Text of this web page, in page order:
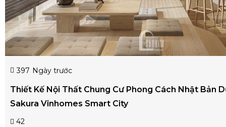
397 Ngày trước
Thiết Kế Nội Thất Chung Cư Phong Cách Nhật Bản
Sakura Vinhomes Smart City
42